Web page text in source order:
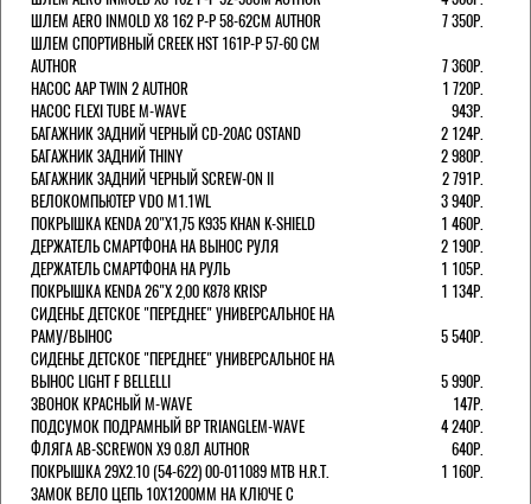
ШЛЕМ AERO INMOLD X8 162 Р-Р 58-62СМ AUTHOR
7 350Р.
ШЛЕМ СПОРТИВНЫЙ CREEK HST 161Р-Р 57-60 СМ
AUTHOR
7 360Р.
НАСОС AAP TWIN 2 AUTHOR
1 720Р.
НАСОС FLEXI TUBE M-WAVE
943Р.
БАГАЖНИК ЗАДНИЙ ЧЕРНЫЙ СD-20AC OSTAND
2 124Р.
БАГАЖНИК ЗАДНИЙ THINY
2 980Р.
БАГАЖНИК ЗАДНИЙ ЧЕРНЫЙ SCREW-ON II
2 791Р.
ВЕЛОКОМПЬЮТЕР VDO M1.1WL
3 940Р.
ПОКРЫШКА KENDA 20"Х1,75 K935 KHAN K-SHIELD
1 460Р.
ДЕРЖАТЕЛЬ СМАРТФОНА НА ВЫНОС РУЛЯ
2 190Р.
ДЕРЖАТЕЛЬ СМАРТФОНА НА РУЛЬ
1 105Р.
ПОКРЫШКА KENDA 26"Х 2,00 K878 KRISP
1 134Р.
СИДЕНЬЕ ДЕТСКОЕ "ПЕРЕДНЕЕ" УНИВЕРСАЛЬНОЕ НА
РАМУ/ВЫНОС
5 540Р.
СИДЕНЬЕ ДЕТСКОЕ "ПЕРЕДНЕЕ" УНИВЕРСАЛЬНОЕ НА
ВЫНОС LIGHT F BELLELLI
5 990Р.
ЗВОНОК КРАСНЫЙ M-WAVE
147Р.
ПОДСУМОК ПОДРАМНЫЙ BP TRIANGLEM-WAVE
4 240Р.
ФЛЯГА AB-SCREWON X9 0.8Л AUTHOR
640Р.
ПОКРЫШКА 29X2.10 (54-622) 00-011089 MTB H.R.T.
1 160Р.
ЗАМОК ВЕЛО ЦЕПЬ 10Х1200ММ НА КЛЮЧЕ С